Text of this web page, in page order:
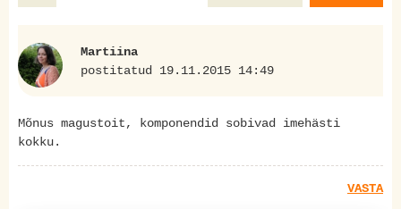
Martiina
postitatud 19.11.2015 14:49
Mõnus magustoit, komponendid sobivad imehästi
kokku.
VASTA